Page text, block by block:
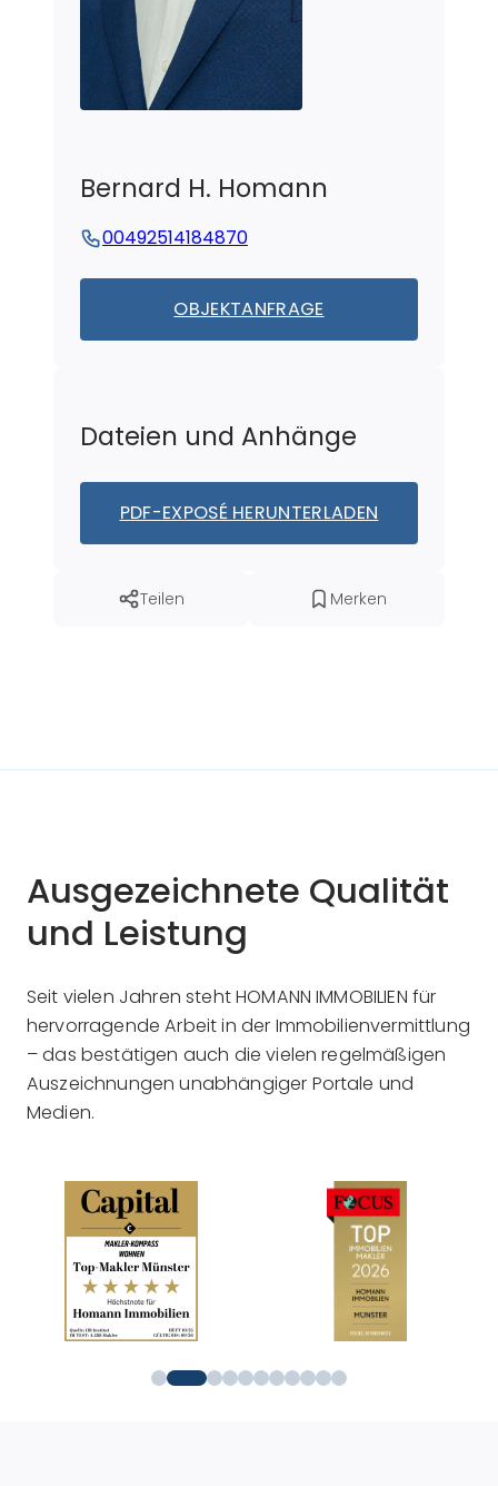
Teilen Merken
Bernard H. Homann
00492514184870
OBJEKTANFRAGE
Dateien und Anhänge
PDF-EXPOSÉ HERUNTERLADEN
Ausgezeichnete Qualität
und Leistung
Seit vielen Jahren steht HOMANN IMMOBILIEN für
hervorragende Arbeit in der Immobilienvermittlung
– das bestätigen auch die vielen regelmäßigen
Auszeichnungen unabhängiger Portale und
Medien.